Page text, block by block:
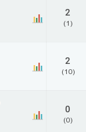
2
(1)
2
(10)
0
(0)